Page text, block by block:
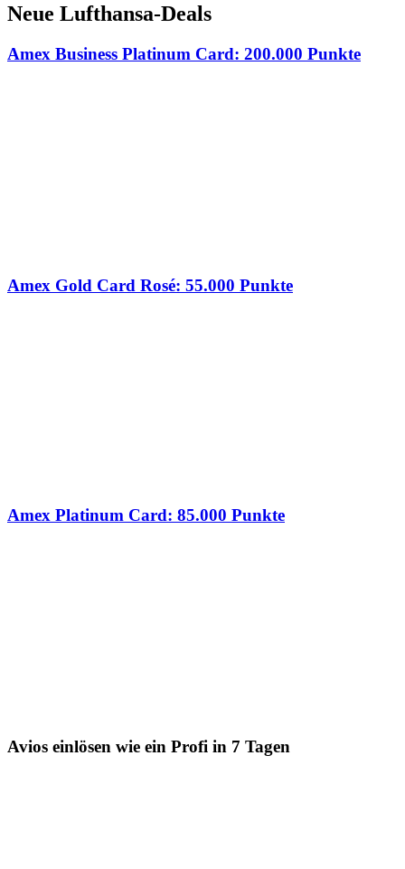
Neue Lufthansa-Deals
Amex Business Platinum Card: 200.000 Punkte
Amex Gold Card Rosé: 55.000 Punkte
Amex Platinum Card: 85.000 Punkte
Avios einlösen wie ein Profi in 7 Tagen